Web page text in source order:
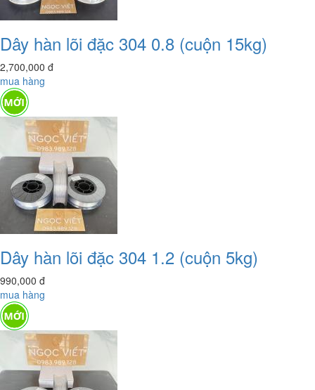
Dây hàn lõi đặc 304 0.8 (cuộn 15kg)
2,700,000 đ
mua hàng
Dây hàn lõi đặc 304 1.2 (cuộn 5kg)
990,000 đ
mua hàng